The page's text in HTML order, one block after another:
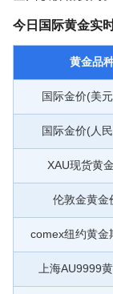
今日国际黄金实
黄金品
国际金价(美
国际金价(人
XAU现货黄
伦敦金黄金
comex纽约黄金
上海AU9999